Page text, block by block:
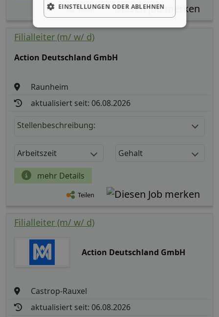
Teilen
Filialleiter (m/ w/ d)
Action Deutschland GmbH
Raunheim
aktualisiert seit: 06.08.2026
Stellenbeschreibung:
Arbeitszeit Gehalt
mehr Details
Teilen
Filialleiter (m/ w/ d)
Action Deutschland GmbH
Castrop-Rauxel
aktualisiert seit: 06.08.2026
EINSTELLUNGEN ODER ABLEHNEN